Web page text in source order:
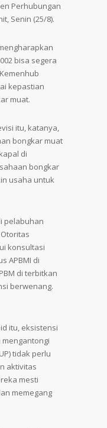
Perhubungan
Senin (25/8).
bisa segera
kepastian
muat.
itu, katanya,
bongkar muat
di
bongkar
usaha untuk
pelabuhan
konsultasi
APBMI di
di terbitkan
berwenang.
itu, eksistensi
mengantongi
tidak perlu
aktivitas
mesti
memegang